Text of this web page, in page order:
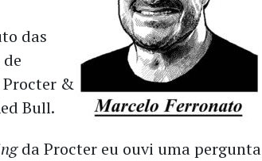
das
&
Bull.
da Procter eu ouvi uma pergunta